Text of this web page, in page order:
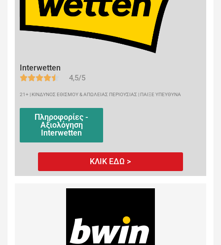
Interwetten
4,5/5
21+ | ΚΙΝΔΥΝΟΣ ΕΘΙΣΜΟΥ & ΑΠΩΛΕΙΑΣ ΠΕΡΙΟΥΣΙΑΣ | ΠΑΙΞΕ ΥΠΕΥΘΥΝΑ
Πληροφορίες -
Αξιολόγηση
Interwetten
ΚΛΙΚ ΕΔΩ >